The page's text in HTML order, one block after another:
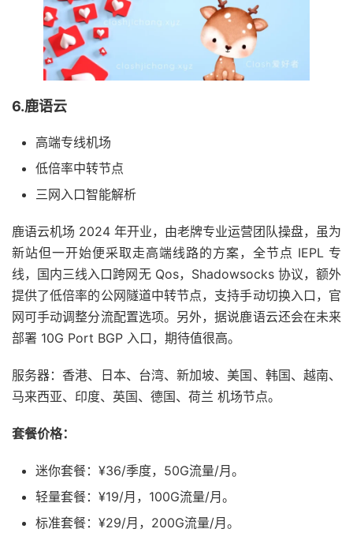
6.鹿语云
高端专线机场
低倍率中转节点
三网入口智能解析
鹿语云机场 2024 年开业，由老牌专业运营团队操盘，虽为
新站但一开始便采取走高端线路的方案，全节点 IEPL 专
线，国内三线入口跨网无 Qos，Shadowsocks 协议，额外
提供了低倍率的公网隧道中转节点，支持手动切换入口，官
网可手动调整分流配置选项。另外，据说鹿语云还会在未来
部署 10G Port BGP 入口，期待值很高。
服务器：香港、日本、台湾、新加坡、美国、韩国、越南、
马来西亚、印度、英国、德国、荷兰 机场节点。
套餐价格：
迷你套餐：¥36/季度，50G流量/月。
轻量套餐：¥19/月，100G流量/月。
标准套餐：¥29/月，200G流量/月。